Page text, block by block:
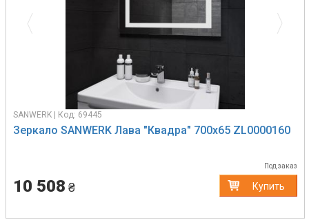
SANWERK | Код: 69445
Зеркало SANWERK Лава "Квадра" 700х65 ZL0000160
Под заказ
10 508 ₴ Купить